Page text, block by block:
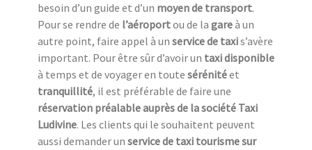
besoin d’un guide et d’un moyen de transport.
Pour se rendre de l’aéroportou de la gareà un
autre point, faire appel à un service de taxis’avère
important. Pour être sûr d’avoir un taxi disponible
à temps et de voyager en toute sérénitéet
tranquillité, il est préférable de faire une
réservation préalable auprès de la société Taxi
Ludivine. Les clients qui le souhaitent peuvent
aussi demander un service de taxi tourisme sur